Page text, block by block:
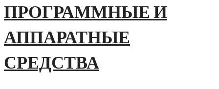
ПРОГРАММНЫЕ И
АППАРАТНЫЕ
СРЕДСТВА